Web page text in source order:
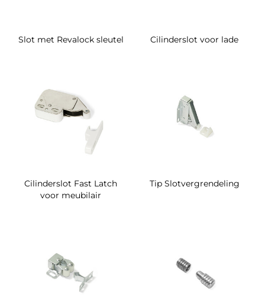
Slot met Revalock sleutel Cilinderslot voor lade
Cilinderslot Fast Latch
voor meubilair
Tip Slotvergrendeling